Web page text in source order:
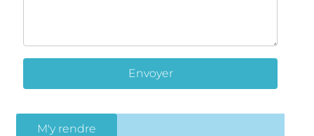
Envoyer
M'y rendre